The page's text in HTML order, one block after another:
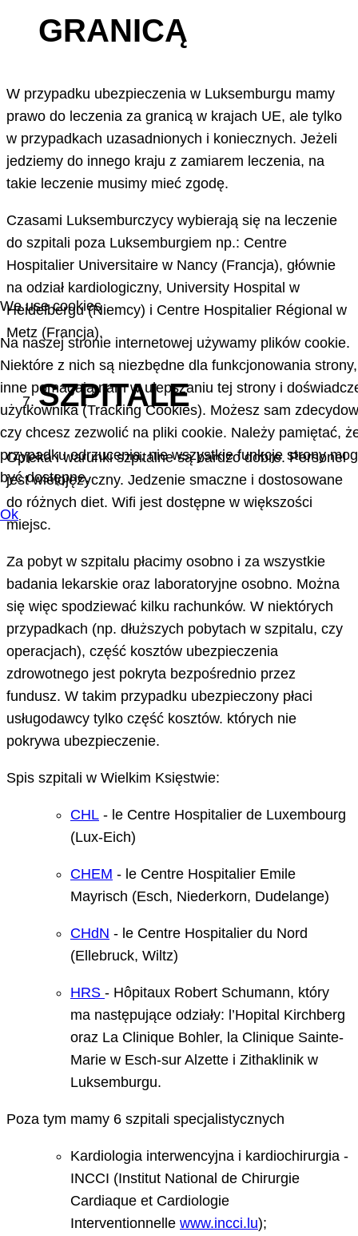
GRANICĄ
W przypadku ubezpieczenia w Luksemburgu mamy
prawo do leczenia za granicą w krajach UE, ale tylko
w przypadkach uzasadnionych i koniecznych. Jeżeli
jedziemy do innego kraju z zamiarem leczenia, na
takie leczenie musimy mieć zgodę.
Czasami Luksemburczycy wybierają się na leczenie
do szpitali poza Luksemburgiem np.: Centre
Hospitalier Universitaire w Nancy (Francja), głównie
na odział kardiologiczny, University Hospital w
Heidelbergu (Niemcy) i Centre Hospitalier Régional w
Metz (Francja).
SZPITALE
Opieka i warunki szpitalne są bardzo dobre. Personel
jest wielojęzyczny. Jedzenie smaczne i dostosowane
do różnych diet. Wifi jest dostępne w większości
miejsc.
Za pobyt w szpitalu płacimy osobno i za wszystkie
badania lekarskie oraz laboratoryjne osobno. Można
się więc spodziewać kilku rachunków. W niektórych
przypadkach (np. dłuższych pobytach w szpitalu, czy
operacjach), część kosztów ubezpieczenia
zdrowotnego jest pokryta bezpośrednio przez
fundusz. W takim przypadku ubezpieczony płaci
usługodawcy tylko część kosztów. których nie
pokrywa ubezpieczenie.
Spis szpitali w Wielkim Księstwie:
CHL - le Centre Hospitalier de Luxembourg
(Lux-Eich)
CHEM - le Centre Hospitalier Emile
Mayrisch (Esch, Niederkorn, Dudelange)
CHdN - le Centre Hospitalier du Nord
(Ellebruck, Wiltz)
HRS - Hôpitaux Robert Schumann, który
ma następujące odziały: l’Hopital Kirchberg
oraz La Clinique Bohler, la Clinique Sainte-
Marie w Esch-sur Alzette i Zithaklinik w
Luksemburgu.
Poza tym mamy 6 szpitali specjalistycznych
Kardiologia interwencyjna i kardiochirurgia -
INCCI (Institut National de Chirurgie
Cardiaque et Cardiologie
Interventionnelle www.incci.lu);
We use cookies
Na naszej stronie internetowej używamy plików cookie.
Niektóre z nich są niezbędne dla funkcjonowania strony,
inne pomagają nam w ulepszaniu tej strony i
użytkownika (Tracking Cookies). Możesz sam
czy chcesz zezwolić na pliki cookie. Należy pamiętać,
przypadku odrzucenia, nie wszystkie funkcje strony
być dostępne.
Ok